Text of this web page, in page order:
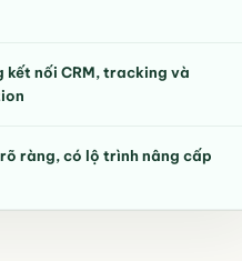
kết nối CRM, tracking và
ràng, có lộ trình nâng cấp